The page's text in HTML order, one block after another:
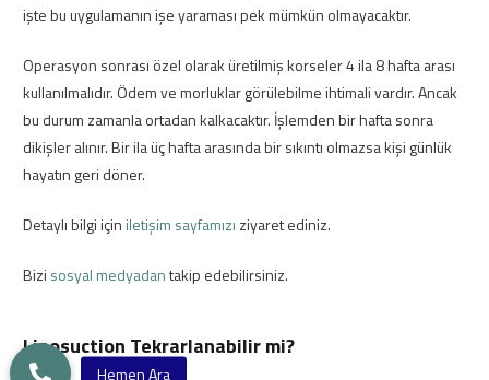
işte bu uygulamanın işe yaraması pek mümkün olmayacaktır.
Operasyon sonrası özel olarak üretilmiş korseler 4 ila 8 hafta arası
kullanılmalıdır. Ödem ve morluklar görülebilme ihtimali vardır. Ancak
bu durum zamanla ortadan kalkacaktır. İşlemden bir hafta sonra
dikişler alınır. Bir ila üç hafta arasında bir sıkıntı olmazsa kişi günlük
hayatın geri döner.
Detaylı bilgi için iletişim sayfamızı ziyaret ediniz.
Bizi sosyal medyadantakip edebilirsiniz.
Liposuction Tekrarlanabilir mi?